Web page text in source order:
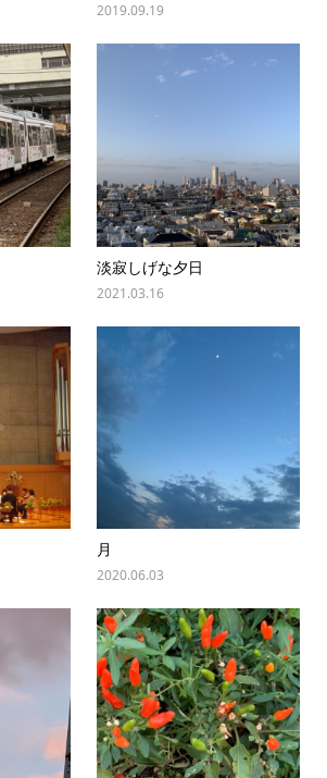
2019.09.19
淡寂しげな夕日
2021.03.16
月
2020.06.03